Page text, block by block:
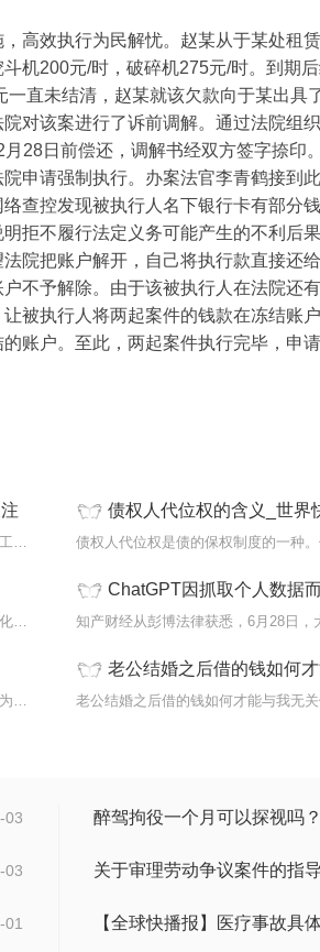
高效执行为民解忧。赵某从于某处租
机200元/时，破碎机275元/时。到期
直未结清，赵某就该欠款向于某出具
对该案进行了诉前调解。通过法院组
28日前偿还，调解书经双方签字捺印
申请强制执行。办案法官李青鹤接到
查控发现被执行人名下银行卡有部分
拒不履行法定义务可能产生的不利后
院把账户解开，自己将执行款直接还
不予解除。由于该被执行人在法院还
被执行人将两起案件的钱款在冻结账
账户。至此，两起案件执行完毕，申
赵某从于某处租赁施工机械设备，用于长春市某处热力管网施工，租赁费口
债权人代位权的含义_世界
今年以来，榆林市公安局高新分局立足辖区治安形势，不断深化丰富“...
ChatGPT因抓取个人数据而遭
寻衅滋事罪是否一定会判实刑要按照实际情况来分析。如果行为人寻衅滋事
老公结婚之后借的钱如何
03
03
01